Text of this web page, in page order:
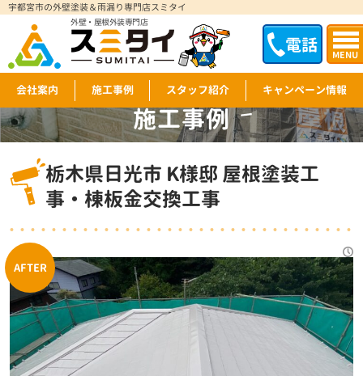
電話 MENU
宇都宮市の外壁塗装＆雨漏り専門店スミタイ
外壁・屋根外装専門店
会社案内 施工事例 スタッフ紹介 キャンペーン情報
施工事例
WORKS
栃木県日光市 K様邸 屋根塗装工
事・棟板金交換工事